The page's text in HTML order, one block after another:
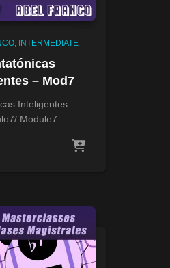
INTERMEDIATE
– Mod7
Inteligentes –
Module7